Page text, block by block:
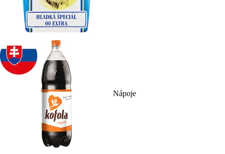
Nápoje